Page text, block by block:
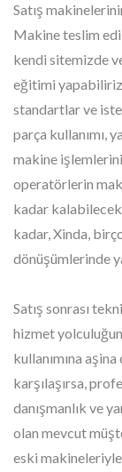
Satış
Makine teslim
kendi sitemizde
eğitimi
standartlar ve
parça kullanımı,
makine
operatörlerin
kadar
kadar, Xinda,
dönüşümlerinde
Satış sonrası
hizmet
kullanımına
karşılaşırsa,
danışmanlık ve
olan mevcut
eski makineleriyle